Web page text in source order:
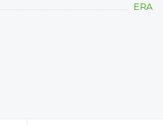
ERA